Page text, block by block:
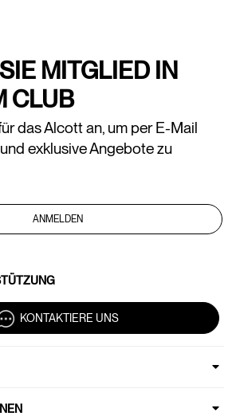
MITGLIED IN
CLUB
das Alcott an, um per E-Mail
exklusive Angebote zu
ANMELDEN
KONTAKTIERE UNS